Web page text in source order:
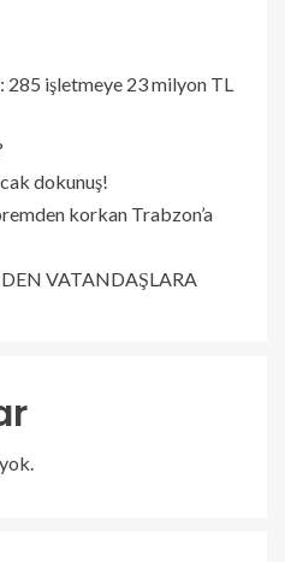
285 işletmeye 23 milyon TL
dokunuş!
korkan Trabzon’a
VATANDAŞLARA